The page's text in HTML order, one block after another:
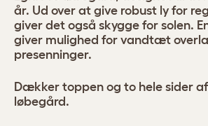
år. Ud over at give robust ly for
giver det også skygge for solen.
giver mulighed for vandtæt
presenninger.
Dækker toppen og to hele sider
løbegård.